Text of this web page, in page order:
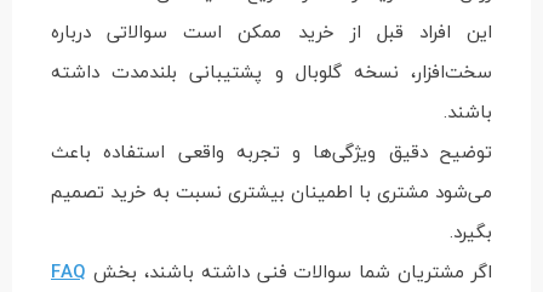
این افراد قبل از خرید ممکن است سوالاتی درباره
سخت‌افزار، نسخه گلوبال و پشتیبانی بلندمدت داشته
باشند.
توضیح دقیق ویژگی‌ها و تجربه واقعی استفاده باعث
می‌شود مشتری با اطمینان بیشتری نسبت به خرید تصمیم
بگیرد.
اگر مشتریان شما سوالات فنی داشته باشند، بخش FAQ